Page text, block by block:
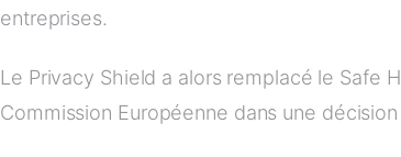
entreprises.
Le Privacy Shield a alors remplacé le Safe
Commission Européenne dans une décision